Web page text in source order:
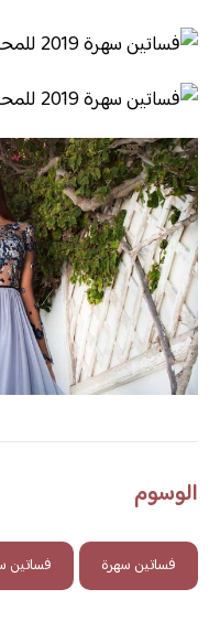
الوسوم
فساتين سهرة فساتين